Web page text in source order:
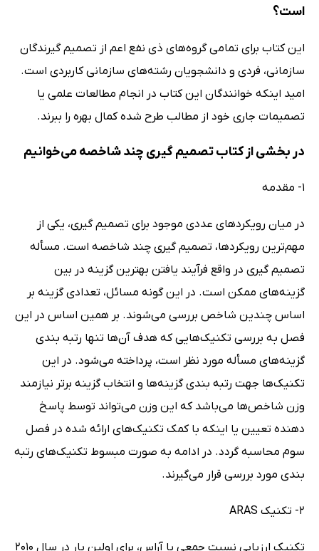
است؟
این کتاب برای تمامی گروه‌های ذی نفع اعم از تصمیم گیرندگان
سازمانی، فردی و دانشجویان رشته‌های سازمانی کاربردی است.
امید اینکه خوانندگان این کتاب در انجام مطالعات علمی یا
تصمیمات جاری خود از مطالب طرح شده کمال بهره را ببرند.
در بخشی از کتاب تصمیم گیری چند شاخصه می‌خوانیم
1- مقدمه
در میان رویکردهای عددی موجود برای تصمیم گیری، یکی از
مهم‌ترین رویکردها، تصمیم گیری چند شاخصه است. مسأله
تصمیم گیری در واقع فرآیند یافتن بهترین گزینه در بین
گزینه‌های ممکن است. در این گونه مسائل، تعدادی گزینه بر
اساس چندین شاخص بررسی می‌شوند. بر همین اساس در این
فصل به بررسی تکنیک‌هایی که هدف آن‌ها تنها رتبه بندی
گزینه‌های مسأله مورد نظر است، پرداخته می‌شود. در این
تکنیک‌ها جهت رتبه بندی گزینه‌ها و انتخاب گزینه برتر نیازمند
وزن شاخص‌ها می‌باشد که این وزن می‌تواند توسط پاسخ
دهنده تعیین یا اینکه با کمک تکنیک‌های ارائه شده در فصل
سوم محاسبه گردد. در ادامه به صورت مبسوط تکنیک‌های رتبه
بندی مورد بررسی قرار می‌گیرند.
2- تکنیک ARAS
تکنیک ارزیابی نسبت جمعی یا آراس، برای اولین بار در سال 2010